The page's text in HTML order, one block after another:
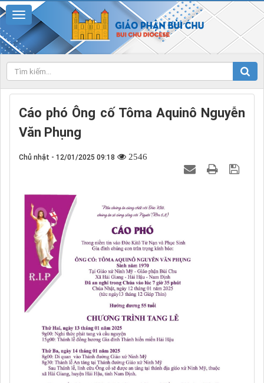
Cáo phó Ông cố Tôma Aquinô Nguyễn
Văn Phụng
Chủ nhật - 12/01/2025 09:18 2546